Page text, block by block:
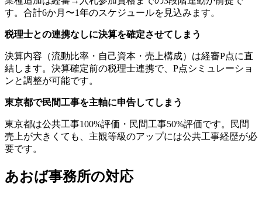
す。合計6か月〜1年のスケジュールを見込みます。
税理士との連携なしに決算を確定させてしまう
決算内容（流動比率・自己資本・売上構成）は経審P点に直
結します。決算確定前の税理士連携で、P点シミュレーショ
ンと調整が可能です。
東京都で民間工事を主軸に申告してしまう
東京都は公共工事100%評価・民間工事50%評価です。民間
売上が大きくても、主観等級のアップには公共工事経歴が必
要です。
あおば事務所の対応